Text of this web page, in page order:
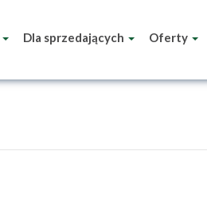
Dla sprzedających Oferty